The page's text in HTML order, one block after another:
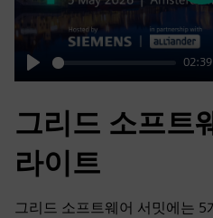
Play
02:39
그리드 소프트
라이트
그리드 소프트웨어 서밋에는